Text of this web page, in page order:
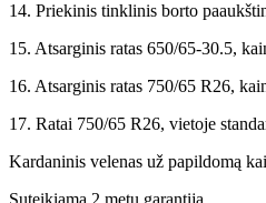
14. Priekinis tinklinis borto
15. Atsarginis ratas 650/65-30.5,
16. Atsarginis ratas 750/65 R26,
17. Ratai 750/65 R26, vietoje
Kardaninis velenas už papildomą